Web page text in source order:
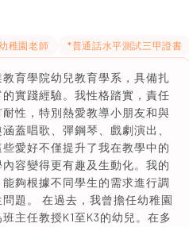
稚園老師 *普通話水平測試三甲證書
育學院幼兒教育學系，具備扎
實踐經驗。我性格踏實，責任
性，特別熱愛教導小朋友和與
蓋唱歌、彈鋼琴、戲劇演出、
愛好不僅提升了我在教學中的
容變得更有趣及生動化。我的
夠根據不同學生的需求進行調
題。 在過去，我曾擔任幼稚園
主任教授K1至K3的幼兒。在多